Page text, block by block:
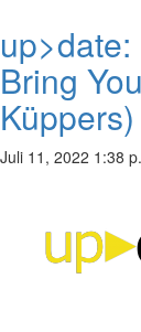
Bring
Küppers)
Juli 11, 2022 1:38